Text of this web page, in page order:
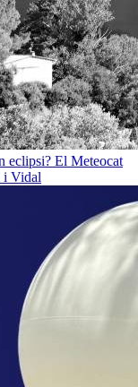
eclipsi? El Meteocat
i Vidal